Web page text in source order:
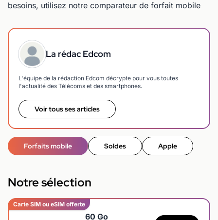
besoins, utilisez notre comparateur de forfait mobile
La rédac Edcom
L'équipe de la rédaction Edcom décrypte pour vous toutes
l'actualité des Télécoms et des smartphones.
Voir tous ses articles
Forfaits mobile Soldes Apple
Notre sélection
Carte SIM ou eSIM offerte
60 Go